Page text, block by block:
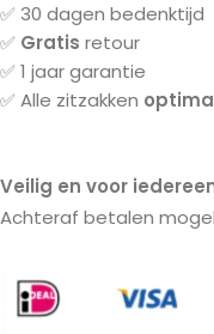
✅ 30 dagen bedenktijd
✅ Gratis retour
✅ 1 jaar garantie
✅ Alle zitzakken
Veilig en voor
Achteraf betalen